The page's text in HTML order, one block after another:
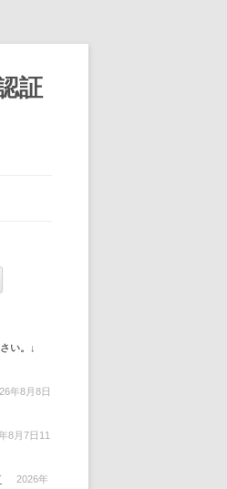
証
い。↓
年8月8日
8月7日11
2026年